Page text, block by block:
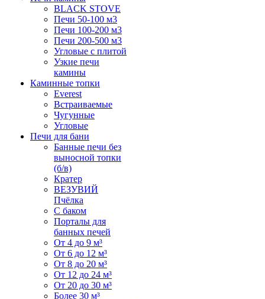
BLACK STOVE
Печи 50-100 м3
Печи 100-200 м3
Печи 200-500 м3
Угловые с плитой
Узкие печи
камины
Каминные топки
Everest
Встраиваемые
Чугунные
Угловые
Печи для бани
Банные печи без
выносной топки
(б/в)
Кратер
ВЕЗУВИЙ
Пчёлка
С баком
Порталы для
банных печей
От 4 до 9 м³
От 6 до 12 м³
От 8 до 20 м³
От 12 до 24 м³
От 20 до 30 м³
Более 30 м³